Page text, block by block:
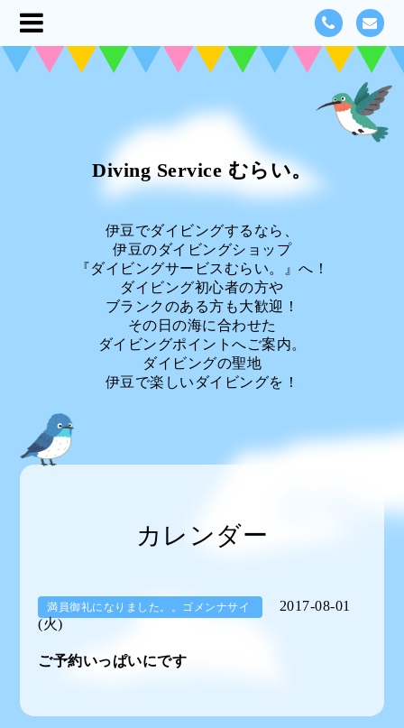
Diving Service むらい。
伊豆でダイビングするなら、
伊豆のダイビングショップ
『ダイビングサービスむらい。』へ！
ダイビング初心者の方や
ブランクのある方も大歓迎！
その日の海に合わせた
ダイビングポイントへご案内。
ダイビングの聖地
伊豆で楽しいダイビングを！
カレンダー
満員御礼になりました。。ゴメンナサイ
2017-08-01
(火)
ご予約いっぱいにです